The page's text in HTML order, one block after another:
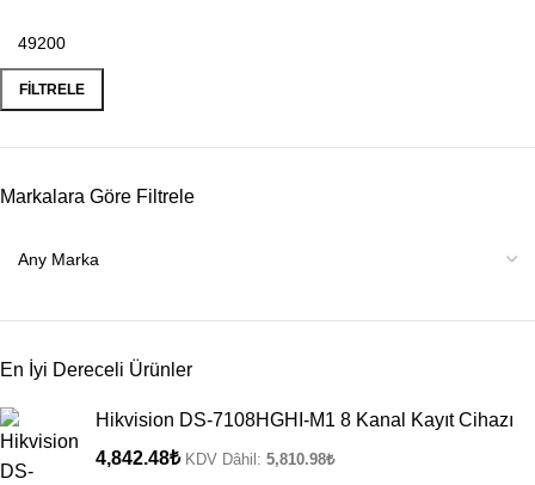
FILTRELE
Markalara Göre Filtrele
En İyi Dereceli Ürünler
Hikvision DS-7108HGHI-M1 8 Kanal Kayıt Cihazı
4,842.48₺ KDV Dâhil: 5,810.98₺